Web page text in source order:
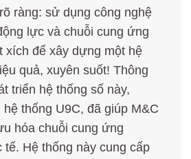
ràng: sử dụng công nghệ
lực và chuỗi cung ứng
xích để xây dựng một hệ
quả, xuyên suốt! Thông
triển hệ thống số này,
thống U9C, đã giúp M&C
hóa chuỗi cung ứng
Hệ thống này cung cấp